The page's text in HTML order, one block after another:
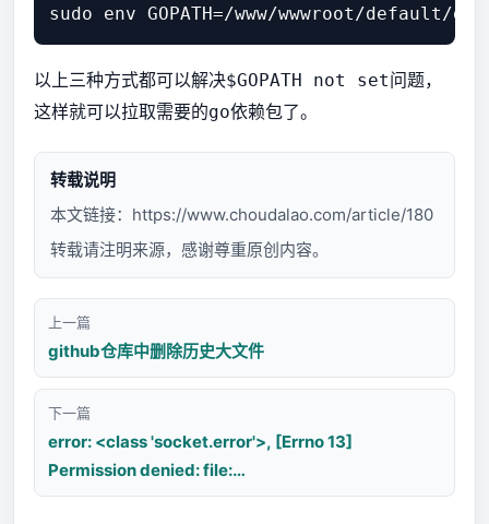
以上三种方式都可以解决$GOPATH not set问题，
这样就可以拉取需要的go依赖包了。
转载说明
本文链接： https://www.choudalao.com/article/180
转载请注明来源，感谢尊重原创内容。
上一篇
github仓库中删除历史大文件
下一篇
error: <class 'socket.error'>, [Errno 13]
Permission denied: file:
/usr/lib/python2.7/socket.py line: 228